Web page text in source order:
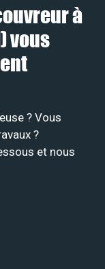
à
vous
? Vous
?
et nous